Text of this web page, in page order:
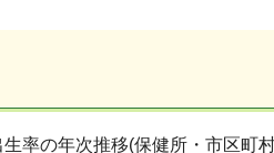
率の年次推移(保健所・市区町